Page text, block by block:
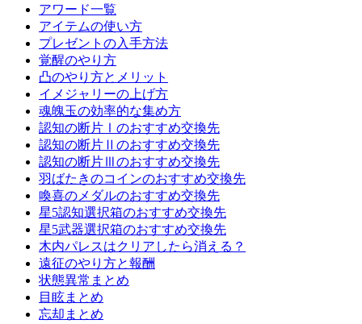
アワード一覧
アイテムの使い方
プレゼントの入手方法
覚醒のやり方
凸のやり方とメリット
イメジャリーの上げ方
魂魄玉の効率的な集め方
認知の断片Ⅰのおすすめ交換先
認知の断片Ⅱのおすすめ交換先
認知の断片Ⅲのおすすめ交換先
羽ばたきのコインのおすすめ交換先
喚喜のメダルのおすすめ交換先
星5認知選択箱のおすすめ交換先
星5武器選択箱のおすすめ交換先
木内パレスはクリアしたら消える？
遠征のやり方と報酬
状態異常まとめ
目眩まとめ
忘却まとめ